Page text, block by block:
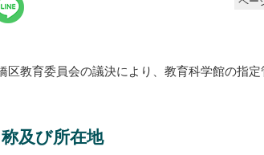
区教育委員会の議決により、教育科学館の指
及び所在地